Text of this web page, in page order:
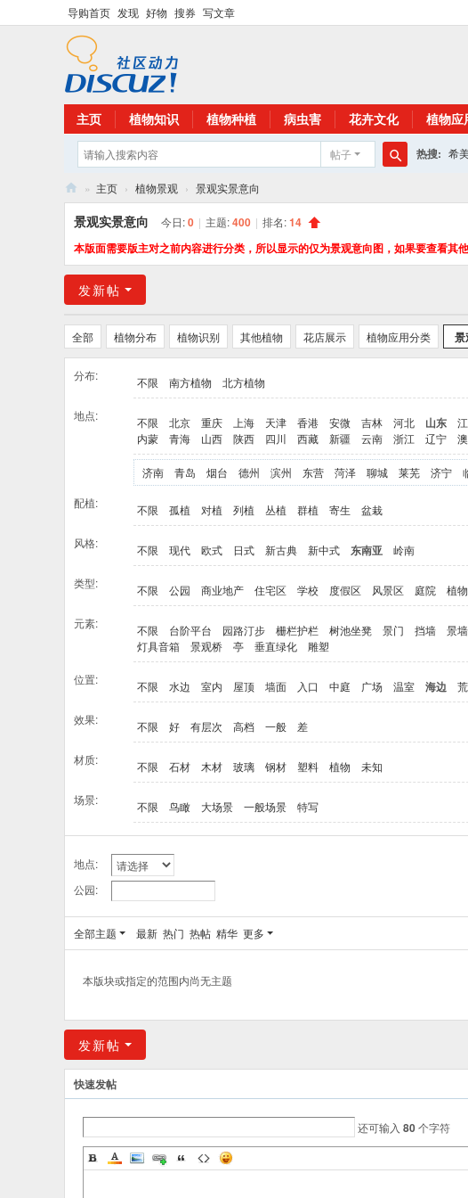
导购首页 发现 好物 搜券 写文章
主页 植物知识 植物种植 病虫害 花卉文化 植物应
帖子
索
热搜: 希
花
植
» 主页 › 植物景观 › 景观实景意向
景观实景意向 今日:0 | 主题:400 | 排名:14
本版面需要版主对之前内容进行分类，所以显示的仅为景观意向图，如果要查看其
发新帖
全部 植物分布 植物识别 其他植物 花店展示 植物应用分类 景
分布: 不限 南方植物 北方植物
地点: 不限 北京 重庆 上海 天津 香港 安微 吉林 河北 山东
内蒙
青海 山西 陕西 四川 西藏 新疆 云南 浙江 辽宁
济南 青岛 烟台 德州 滨州 东营 菏泽 聊城 莱芜 济宁
配植:
不限 孤植 对植 列植 丛植 群植 寄生 盆栽
风格: 不限 现代 欧式 日式 新古典 新中式 东南亚 岭南
类型: 不限 公园 商业地产 住宅区 学校 度假区 风景区 庭院 植
元素: 不限 台阶平台 园路汀步 栅栏护栏 树池坐凳 景门 挡墙 景墙
灯具音箱
景观桥 亭 垂直绿化 雕塑
位置: 不限 水边 室内 屋顶 墙面 入口 中庭 广场 温室 海边
效果: 不限 好 有层次 高档 一般 差
材质: 不限 石材 木材 玻璃 钢材 塑料 植物 未知
场景: 不限 鸟瞰 大场景 一般场景 特写
地点:
公园:
全部主题 最新 热门 热帖 精华 更多
本版块或指定的范围内尚无主题
发新帖
快速发帖
还可输入 80个字符